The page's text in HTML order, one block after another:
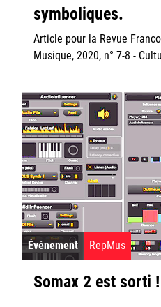
symboliques.
Article pour la Revue
Musique, 2020, n° 7-8 -
Événement RepMus
Somax 2 est sorti !